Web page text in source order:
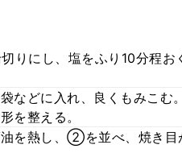
りにし、塩をふり10分程
などに入れ、良くもみこむ
を整える。
を熱し、②を並べ、焼き目